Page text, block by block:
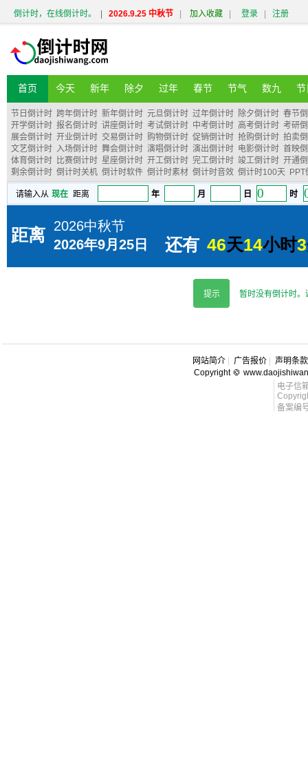
倒计时，在线倒计时。 2026.9.25 中秋节 加入收藏 登录 注册
首页 今天 新年 除夕 过年 春节 节气 数九 节
节日倒计时 跨年倒计时 新年倒计时 元旦倒计时 过年倒计时 除夕倒计时 春节
开学倒计时 报名倒计时 讲座倒计时 考试倒计时 中考倒计时 高考倒计时 考研
展会倒计时 开业倒计时 交易倒计时 购物倒计时 促销倒计时 抢购倒计时 拍卖
文艺倒计时 入场倒计时 舞会倒计时 演唱倒计时 演出倒计时 电影倒计时 首映
体育倒计时 比赛倒计时 星座倒计时 开工倒计时 完工倒计时 竣工倒计时 开通
剩余倒计时 倒计时关机 倒计时软件 倒计时素材 倒计时音效 倒计时100天 PPT
提示 暂时没有倒计时。
网站简介 广告报价
声明条款
Copyright
电子信
备案编